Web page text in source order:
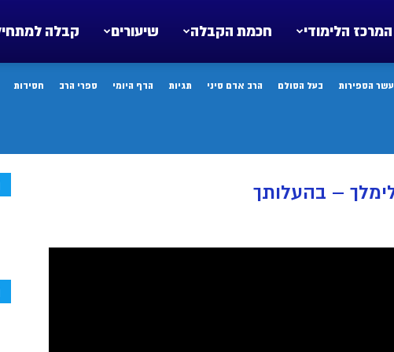
קבלה שיעורים חכמת הקבלה המרכז הלימודי
הספירות בעל הסולם הרב אדם סיני תגיות הדף היומי ספרי הרב חסידות
– בהעלותך